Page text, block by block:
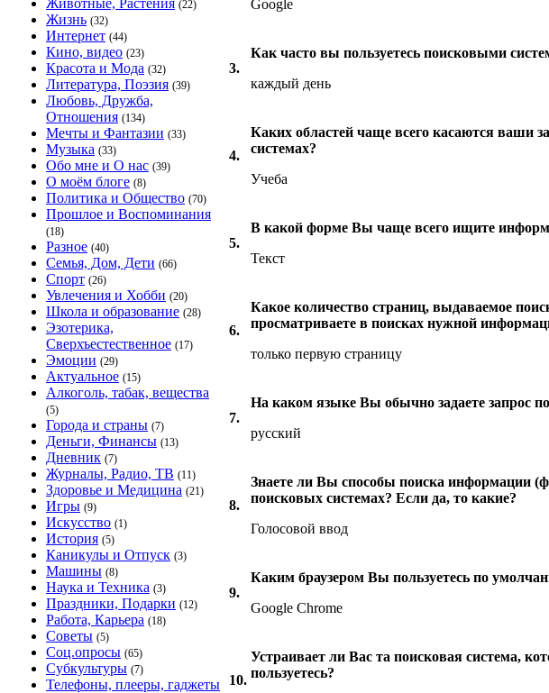
Животные, Растения (22)
Жизнь (32)
Интернет (44)
Кино, видео (23)
Красота и Мода (32)
Литература, Поэзия (39)
Любовь, Дружба,
Отношения (134)
Мечты и Фантазии (33)
Музыка (33)
Обо мне и О нас (39)
О моём блоге (8)
Политика и Общество (70)
Прошлое и Воспоминания
(18)
Разное (40)
Семья, Дом, Дети (66)
Спорт (26)
Увлечения и Хобби (20)
Школа и образование (28)
Эзотерика,
Сверхъестественное (17)
Эмоции (29)
Актуальное (15)
Алкоголь, табак, вещества
(5)
Города и страны (7)
Деньги, Финансы (13)
Дневник (7)
Журналы, Радио, ТВ (11)
Здоровье и Медицина (21)
Игры (9)
Искусство (1)
История (5)
Каникулы и Отпуск (3)
Машины (8)
Наука и Техника (3)
Праздники, Подарки (12)
Работа, Карьера (18)
Советы (5)
Соц.опросы (65)
Субкультуры (7)
Телефоны, плееры, гаджеты
Google
3.
Как часто вы пользуетесь поисковыми
каждый день
4.
Каких областей чаще всего касаются ваши
системах?
Учеба
5.
В какой форме Вы чаще всего ищите
Текст
6.
Какое количество страниц, выдаваемое
просматриваете в поисках нужной
только первую страницу
7.
На каком языке Вы обычно задаете запрос
русский
8.
Знаете ли Вы способы поиска информации
поисковых системах? Если да, то какие?
Голосовой ввод
9.
Каким браузером Вы пользуетесь по
Google Chrome
10.
Устраивает ли Вас та поисковая система,
пользуетесь?